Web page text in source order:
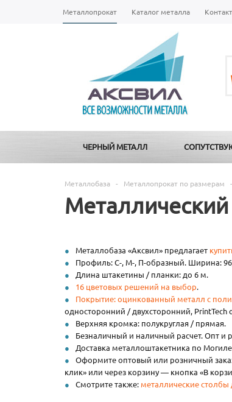
Металлопрокат Каталог металла
ЧЕРНЫЙ МЕТАЛЛ
Металлобаза - Металлопрокат по размерам -
Металлобаза «Аксвил» предлагает
Профиль: С-, М-, П-образный. Ширина: 96,
Длина штакетины / планки: до 6 м.
16 цветовых решений на выбор.
Покрытие: оцинкованный металл с
односторонний / двухсторонний,
Верхняя кромка: полукруглая / прямая.
Безналичный и наличный расчет. Опт и
Доставка металлоштакетника по
Оформите оптовый или розничный
клик» или через корзину — кнопка «В
Смотрите также: металлические